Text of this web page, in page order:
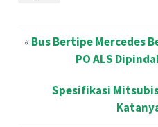
«Bus Bertipe Mercedes
PO ALS
Spesifikasi